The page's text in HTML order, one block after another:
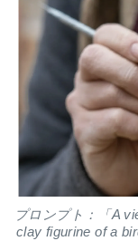
プロンプト：「A
clay figurine of a